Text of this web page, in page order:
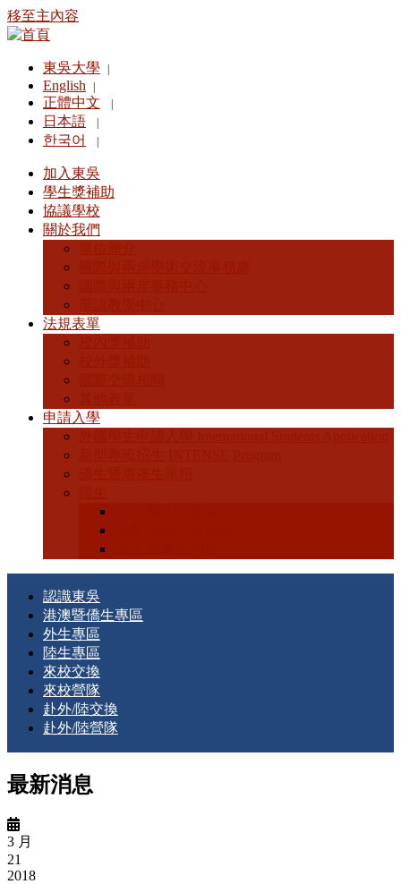
移至主內容
東吳大學
English
正體中文
日本語
한국어
加入東吳
學生獎補助
協議學校
關於我們
法規表單
申請入學
認識東吳
港澳暨僑生專區
外生專區
陸生專區
來校交換
來校營隊
赴外/陸交換
赴外/陸營隊
最新消息
3 月
21
2018